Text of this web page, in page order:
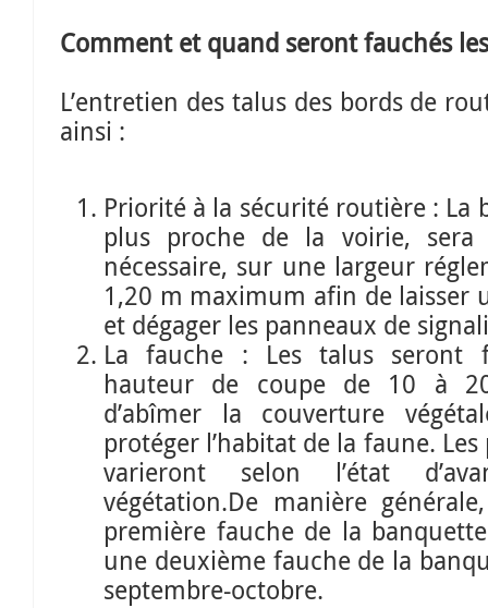
Comment et quand seront fauchés
L’entretien des talus des bords de
ainsi :
Priorité à la sécurité routière : La
plus proche de la voirie,
nécessaire, sur une largeur
1,20 m maximum afin de laisser
et dégager les panneaux de
La fauche : Les talus seront
hauteur de coupe de 10 à
d’abîmer la couverture
protéger l’habitat de la faune.
varieront selon l’état
végétation.De manière
première fauche de la
une deuxième fauche de la
septembre-octobre.